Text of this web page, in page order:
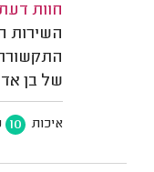
חוות
השירות
של בן
איכות 10